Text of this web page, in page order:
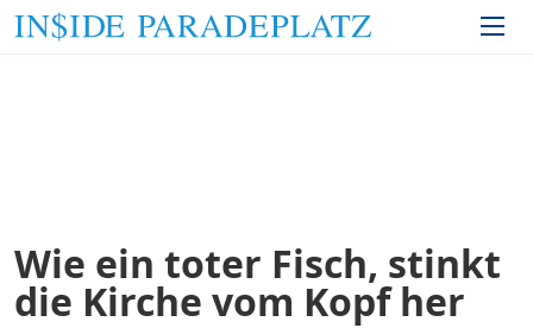
Wie ein toter Fisch, stinkt
die Kirche vom Kopf her